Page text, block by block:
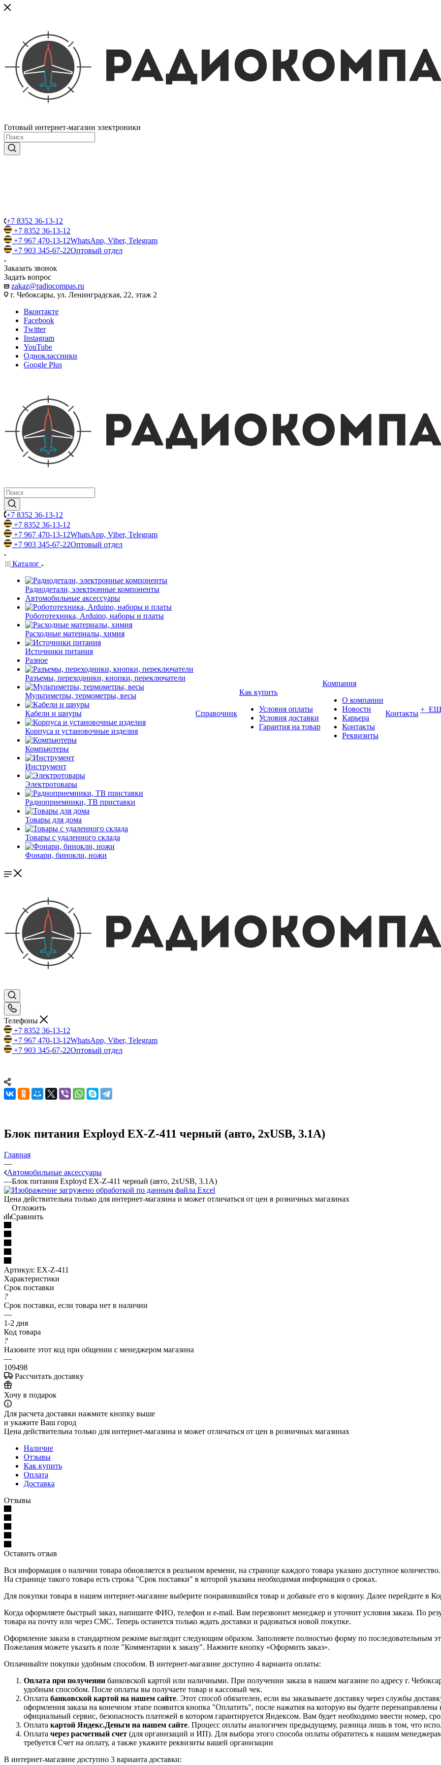
Готовый интернет-магазин электроники
+7 8352 36-13-12
+7 8352 36-13-12
+7 967 470-13-12WhatsApp, Viber, Telegram
+7 903 345-67-22Оптовый отдел
Заказать звонок
Задать вопрос
zakaz@radiocompas.ru
г. Чебоксары, ул. Ленинградская, 22, этаж 2
Вконтакте
Facebook
Twitter
Instagram
YouTube
Одноклассники
Google Plus
+7 8352 36-13-12
+7 8352 36-13-12
+7 967 470-13-12WhatsApp, Viber, Telegram
+7 903 345-67-22Оптовый отдел
Каталог
Радиодетали, электронные компоненты
Автомобильные аксессуары
Робототехника, Arduino, наборы и платы
Расходные материалы, химия
Источники питания
Разное
Разъемы, переходники, кнопки, переключатели
Мультиметры, термометры, весы
Кабели и шнуры
Корпуса и установочные изделия
Компьютеры
Инструмент
Электротовары
Радиоприемники, ТВ приставки
Товары для дома
Товары с удаленного склада
Фонари, бинокли, ножи
Справочник
Как купить
Условия оплаты
Условия доставки
Гарантия на товар
Компания
О компании
Новости
Карьера
Контакты
Реквизиты
Контакты +
Телефоны
+7 8352 36-13-12
+7 967 470-13-12WhatsApp, Viber, Telegram
+7 903 345-67-22Оптовый отдел
Блок питания Exployd EX-Z-411 черный (авто, 2хUSB, 3.1A)
Главная
—
Автомобильные аксессуары
—Блок питания Exployd EX-Z-411 черный (авто, 2хUSB, 3.1A)
Цена действительна только для интернет-магазина и может отличаться от цен в розничных магазинах
Отложить
Сравнить
Артикул: EX-Z-411
Характеристики
Срок поставки
?
Срок поставки, если товара нет в наличии
—
1-2 дня
Код товара
?
Назовите этот код при общении с менеджером магазина
—
109498
Рассчитать доставку
Хочу в подарок
Для расчета доставки нажмите кнопку выше
и укажите Ваш город
Цена действительна только для интернет-магазина и может отличаться от цен в розничных магазинах
Наличие
Отзывы
Как купить
Оплата
Доставка
Отзывы
Оставить отзыв
Вся информация о наличии товара обновляется в реальном времени, на странице каждого товара указано доступное
На странице такого товара есть строка "Срок поставки" в которой указана необходимая информация о сроках.
Для покупки товара в нашем интернет-магазине выберите понравившийся товар и добавьте его в корзину. Далее перейдите в
Когда оформляете быстрый заказ, напишите ФИО, телефон и e-mail. Вам перезвонит менеджер и уточнит условия заказа. По
товара на почту или через СМС. Теперь останется только ждать доставки и радоваться новой покупке.
Оформление заказа в стандартном режиме выглядит следующим образом. Заполняете полностью форму по последовательным
Пожелания можете указать в поле "Комментарии к заказу". Нажмите кнопку «Оформить заказ».
Оплачивайте покупки удобным способом. В интернет-магазине доступно 4 варианта оплаты:
Оплата при получении банковской картой или наличными. При получении заказа в нашем магазине по адресу г.
удобным способом. После оплаты вы получаете товар и кассовый чек.
Оплата банковской картой на нашем сайте. Этот способ обязателен, если вы заказываете доставку через службы
оформления заказа на конечном этапе появится кнопка "Оплатить", после нажатия на которую вы будете
официальный сервис, безопасность платежей в котором гарантируется Яндексом. Вам будет необходимо ввести номер,
Оплата картой Яндекс.Деньги на нашем сайте. Процесс оплаты аналогичен предыдущему, разница лишь в том, что
Оплата через расчетный счет (для организаций и ИП). Для выбора этого способа оплаты обратитесь к нашим
требуется Счет на оплату, а также укажите реквизиты вашей организации
В интернет-магазине доступно 3 варианта доставки: